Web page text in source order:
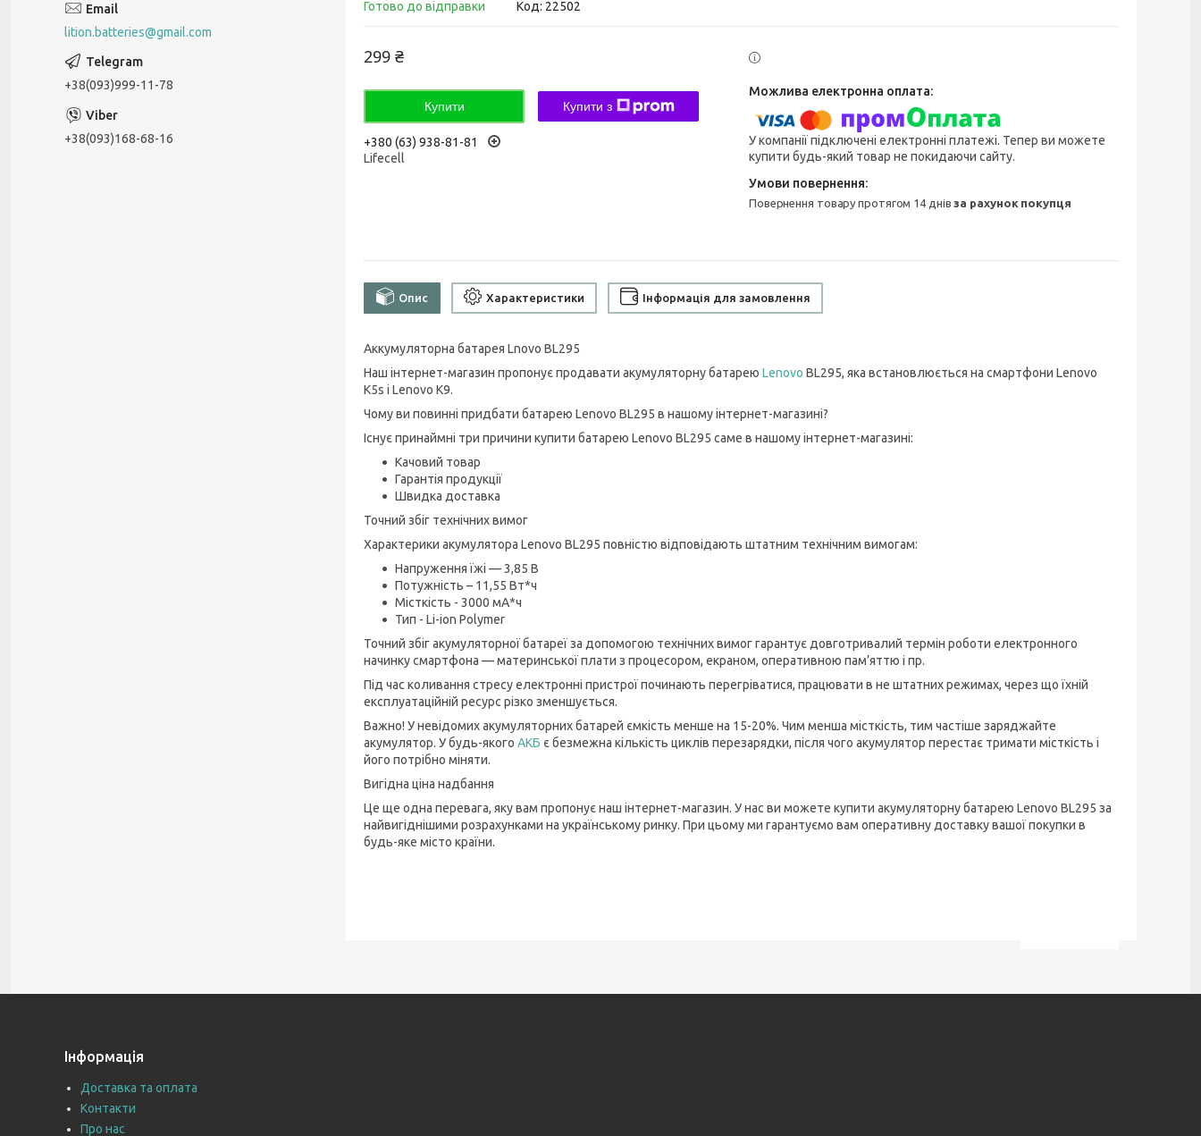
Готово до відправки Код: 22502
299 ₴
Купити Купити з
+380 (63) 938-81-81
Lifecell
У компанії підключені електронні платежі. Тепер ви можете
купити будь-який товар не покидаючи сайту.
повернення товару протягом 14 днівза рахунок покупця
Опис Характеристики Інформація для замовлення
Аккумуляторна батарея Lnovo BL295
Наш інтернет-магазин пропонує продавати акумуляторну батарею Lenovo BL295, яка встановлюється на смартфони Lenovo
K5s і Lenovo K9.
Чому ви повинні придбати батарею Lenovo BL295 в нашому інтернет-магазині?
Існує принаймні три причини купити батарею Lenovo BL295 саме в нашому інтернет-магазині:
Качовий товар
Гарантія продукції
Швидка доставка
Точний збіг технічних вимог
Характерики акумулятора Lenovo BL295 повністю відповідають штатним технічним вимогам:
Напруження їжі — 3,85 В
Потужність – 11,55 Вт*ч
Місткість - 3000 мА*ч
Тип - Li-ion Polymer
Точний збіг акумуляторної батареї за допомогою технічних вимог гарантує довготривалий термін роботи електронного
начинку смартфона — материнської плати з процесором, екраном, оперативною пам’яттю і пр.
Під час коливання стресу електронні пристрої починають перегріватися, працювати в не штатних режимах, через що їхній
експлуатаційній ресурс різко зменшується.
Важно! У невідомих акумуляторних батарей ємкість менше на 15-20%. Чим менша місткість, тим частіше заряджайте
акумулятор. У будь-якого АКБ є безмежна кількість циклів перезарядки, після чого акумулятор перестає тримати місткість і
його потрібно міняти.
Вигідна ціна надбання
Це ще одна перевага, яку вам пропонує наш інтернет-магазин. У нас ви можете купити акумуляторну батарею Lenovo BL295 за
найвигіднішими розрахунками на українському ринку. При цьому ми гарантуємо вам оперативну доставку вашої покупки в
будь-яке місто країни.
lition.batteries@gmail.com
+38(093)999-11-78
+38(093)168-68-16
Інформація
Доставка та оплата
Контакти
Про нас